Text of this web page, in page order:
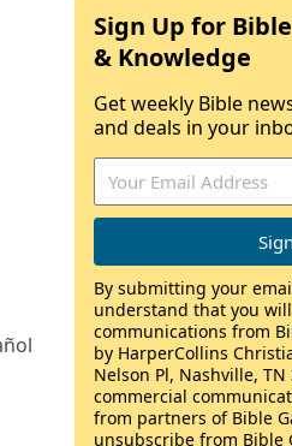
Sign Up for
& Knowledge
Get weekly Bible
and deals in your
By submitting your
understand that you
communications from
by HarperCollins
Nelson Pl, Nashville,
commercial
from partners of Bible
unsubscribe from Bible